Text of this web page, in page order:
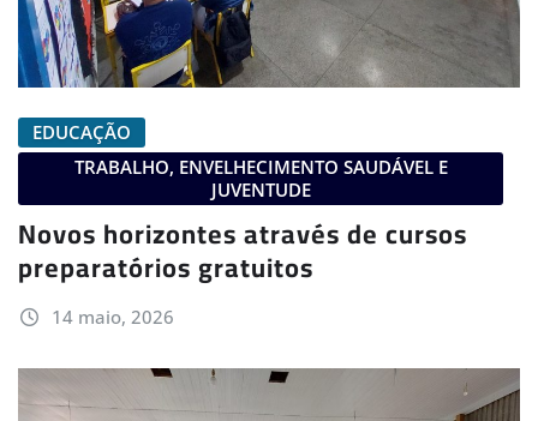
EDUCAÇÃO
TRABALHO, ENVELHECIMENTO SAUDÁVEL E
JUVENTUDE
Novos horizontes através de cursos
preparatórios gratuitos
14 maio, 2026